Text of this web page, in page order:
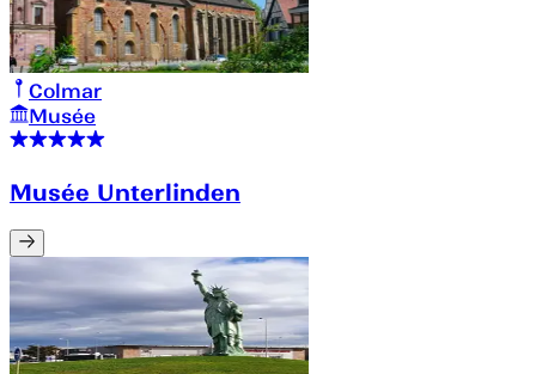
Colmar
Musée
Musée Unterlinden